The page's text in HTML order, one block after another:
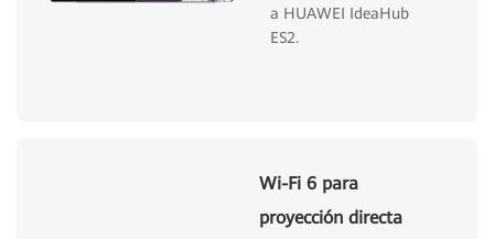
a HUAWEI IdeaHub
ES2.
Wi-Fi 6 para
proyección directa